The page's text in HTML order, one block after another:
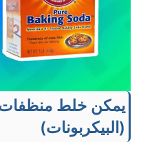
يمكن خلط منظفات
(البيكربونات)